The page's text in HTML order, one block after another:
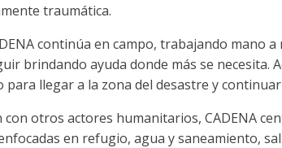
traumática.
continúa en campo, trabajando mano
brindando ayuda donde más se
para llegar a la zona del desastre y
con otros actores humanitarios, CADENA
en refugio, agua y saneamiento,